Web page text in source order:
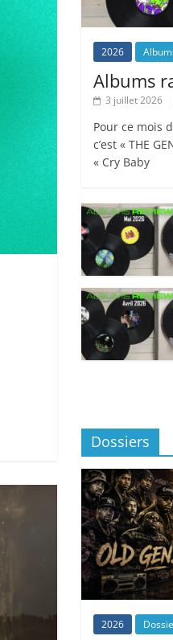
2026
Albums
3 juillet 2026
Pour ce mois
c’est « THE
« Cry Baby
Dossiers
2026